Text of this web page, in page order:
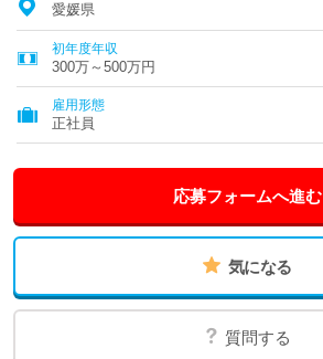
愛媛県
初年度年収
300万～500万円
雇用形態
正社員
応募フォームへ進む
気になる
質問する